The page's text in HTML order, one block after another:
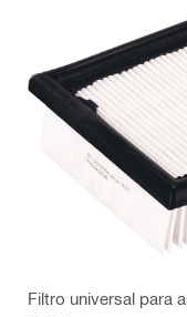
Filtro universal para